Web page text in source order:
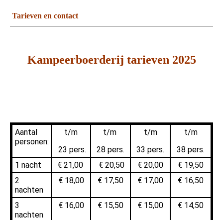
Tarieven en contact
Kampeerboerderij tarieven 2025
Aantal
personen:
t/m
23 pers.
t/m
28 pers.
t/m
33 pers.
t/m
38 pers.
1 nacht
€ 21,00 € 20,50 € 20,00
€ 19,50
2
nachten
€ 18,00 € 17,50 € 17,00 € 16,50
3
nachten
€ 16,00 € 15,50 € 15,00 € 14,50